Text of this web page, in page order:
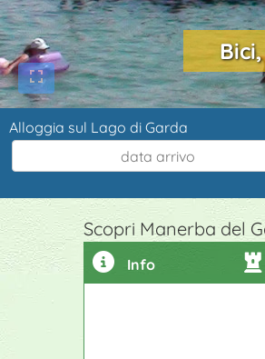
Alloggia sul Lago di Garda
Scopri Manerba del
Info